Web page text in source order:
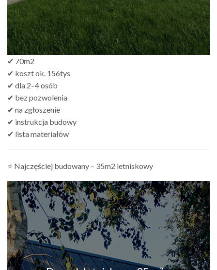
✔ 70m2
✔ koszt ok. 156tys
✔ dla 2–4 osób
✔ bez pozwolenia
✔ na zgłoszenie
✔ instrukcja budowy
✔ lista materiałów
⭐ Najczęściej budowany – 35m2 letniskowy